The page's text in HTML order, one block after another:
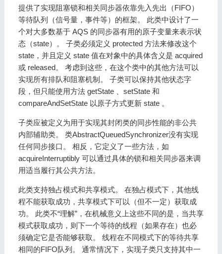
提供了实现阻塞锁和相关同步器依靠先入先出（FIFO）
等待队列（信号量，事件等）的框架。 此类中设计了一
个对大多数基于 AQS 的同步器有用的原子变量来表示状
态（state）。 子类必须定义 protected 方法来修改这个
state，并且定义 state 值在对象中的具体含义是 acquired
或 released。 考虑到这些，在这个类中的其他方法可以
实现所有排队和阻塞机制。 子类可以保持其他状态字
段，但只能使用方法 getState 、setState 和
compareAndSetState 以原子方式更新 state 。
子类应被定义为用于实现其封闭类的同步性能的非公共
内部辅助类。 类AbstractQueuedSynchronizer没有实现
任何同步接口。 相反，它定义了一些方法，如
acquireInterruptibly 可以通过具体的锁和相关同步器来调
用适当履行其公共方法。
此类支持独占模式和共享模式。 在独占模式下，其他线
程不能获取成功，共享模式下可以（但不一定）获取成
功。 此类不“理解”，在机械意义上这些不同的是，当共享
模式获取成功，则下一个等待的线程（如果存在）也必
须确定它是否能够获取。 线程在不同模式下的等待共享
相同的FIFO队列。 通常情况下，实现子类只支持其中一